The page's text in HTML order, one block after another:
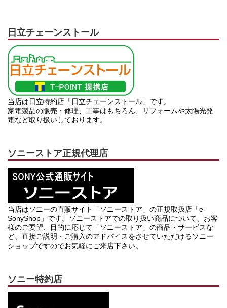
日立チェーンストール
当店は日立特約店「日立チェーンストール」です。
家電製品の販売・修理、工事はもちろん、リフォームや太陽光発
電など取り扱いしております。
ソニーストア正規代理店
当店はソニーの直販サイト「ソニーストア」の正規取扱店「e-
SonyShop」です。ソニーストアでの取り扱い商品について、お客
様のご要望、目的に応じて「ソニーストア」の商品・サービスな
ど、直接ご説明・ご購入のアドバイスをさせていただけるソニー
ショップですのでお気軽にご来店下さい。
ソニー特約店